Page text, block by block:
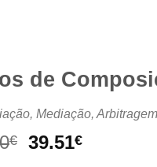
de
Mediação, Arbitragem
€
O
39.51€O